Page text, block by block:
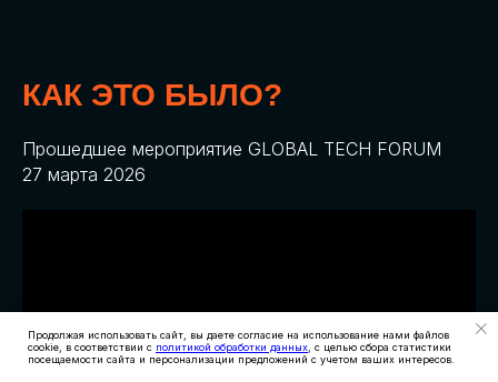
Продолжая использовать сайт, вы даете согласие на использование нами файлов
cookie, в соответствии с политикой обработки данных , с целью сбора статистики
посещаемости сайта и персонализации предложений с учетом ваших интересов.
КАК ЭТО БЫЛО?
Прошедшее мероприятие GLOBAL TECH FORUM
27 марта 2026